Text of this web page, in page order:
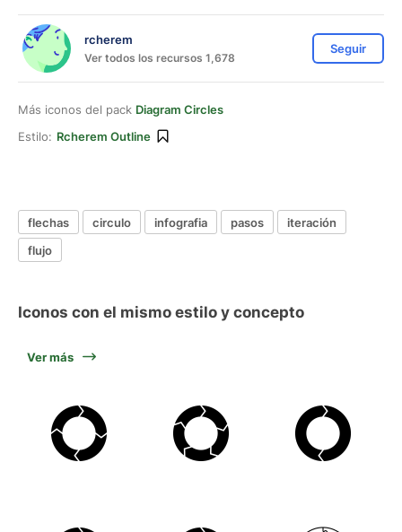
rcherem
Ver todos los recursos 1,678
Seguir
Más iconos del pack Diagram Circles
Estilo: Rcherem Outline
flechas circulo infografia pasos
iteración
flujo
Iconos con el mismo estilo y concepto
Ver más